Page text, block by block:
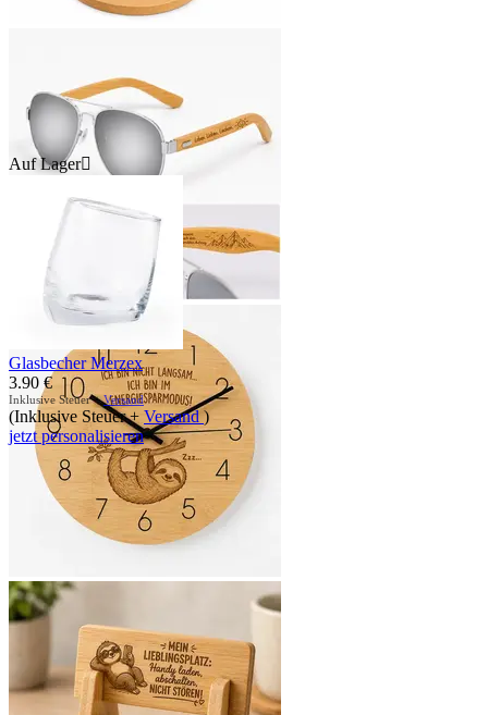
Auf Lager
Glasbecher Merzex
3.90 €
Inklusive Steuer +Versand
(Inklusive Steuer + Versand)
jetzt personalisieren